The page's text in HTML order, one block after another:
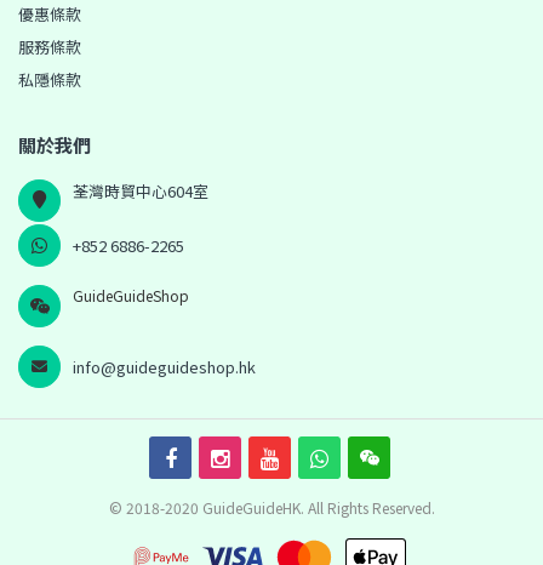
優惠條款
服務條款
私隱條款
關於我們
荃灣時貿中心604室
+852 6886-2265
GuideGuideShop
info@guideguideshop.hk
© 2018-2020 GuideGuideHK. All Rights Reserved.